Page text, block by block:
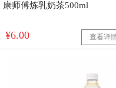
康师傅炼乳奶茶500ml
¥6.00 查看详